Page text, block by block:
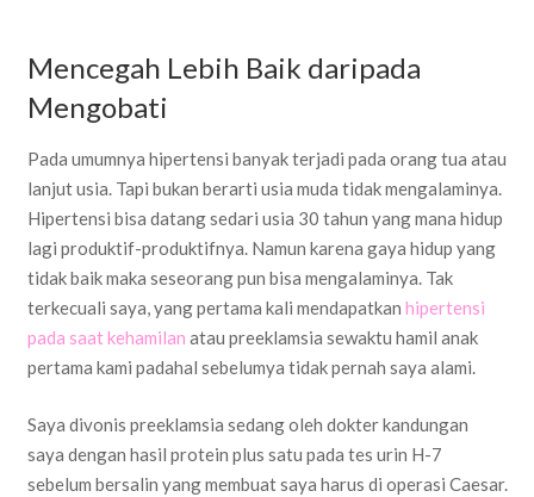
Mencegah Lebih Baik daripada
Mengobati
Pada umumnya hipertensi banyak terjadi pada orang tua atau
lanjut usia. Tapi bukan berarti usia muda tidak mengalaminya.
Hipertensi bisa datang sedari usia 30 tahun yang mana hidup
lagi produktif-produktifnya. Namun karena gaya hidup yang
tidak baik maka seseorang pun bisa mengalaminya. Tak
terkecuali saya, yang pertama kali mendapatkan hipertensi
pada saat kehamilan atau preeklamsia sewaktu hamil anak
pertama kami padahal sebelumya tidak pernah saya alami.
Saya divonis preeklamsia sedang oleh dokter kandungan
saya dengan hasil protein plus satu pada tes urin H-7
sebelum bersalin yang membuat saya harus di operasi Caesar.